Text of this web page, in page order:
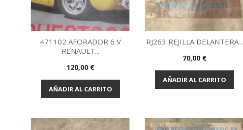
Vista rápida
471102 AFORADOR 6 V
RENAULT...
Precio
120,00 €
AÑADIR AL CARRITO
Vista rápida
RJ263 REJILLA DELANTERA...
Precio
70,00 €
AÑADIR AL CARRITO